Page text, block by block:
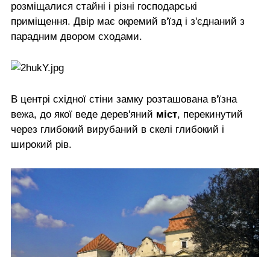
розміщалися стайні і різні господарські
приміщення. Двір має окремий в'їзд і з'єднаний з
парадним двором сходами.
В центрі східної стіни замку розташована в'їзна
вежа, до якої веде дерев'яний міст, перекинутий
через глибокий вирубаний в скелі глибокий і
широкий рів.